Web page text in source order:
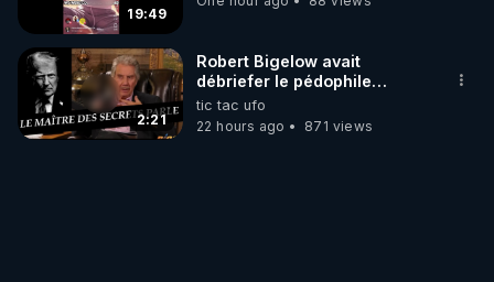
19:49
2:21
Robert Bigelow avait
débriefer le pédophile
génocidaire de donald j
trump
tic tac ufo
22 hours ago
871 views